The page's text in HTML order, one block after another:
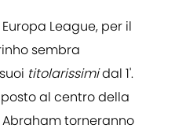
League, per il
sembra
titolarissimidal 1'.
al centro della
torneranno